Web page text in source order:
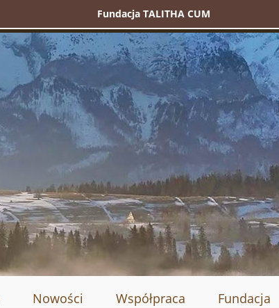
Fundacja TALITHA CUM
Nowości Współpraca Fundacja